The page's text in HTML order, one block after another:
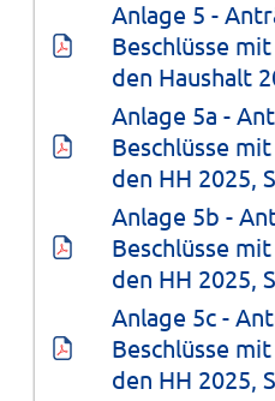
Anlage 5 -
Beschlüsse
den Haushalt
Anlage 5a -
Beschlüsse
den HH 2025,
Anlage 5b -
Beschlüsse
den HH 2025,
Anlage 5c -
Beschlüsse
den HH 2025,